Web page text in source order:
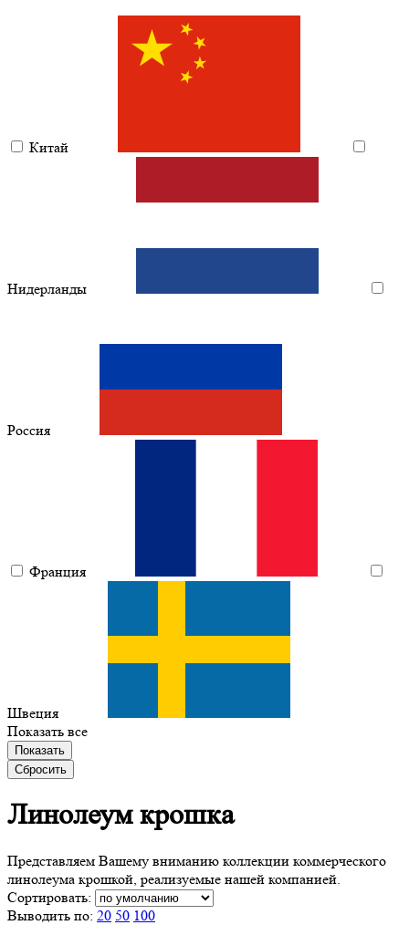
Китай
Нидерланды
Россия
Франция
Швеция
Показать все
Показать
Сбросить
Линолеумкрошка
Представляем Вашему вниманию коллекции коммерческого
линолеума крошкой, реализуемые нашей компанией.
Сортировать:
Выводить по: 20 50 100